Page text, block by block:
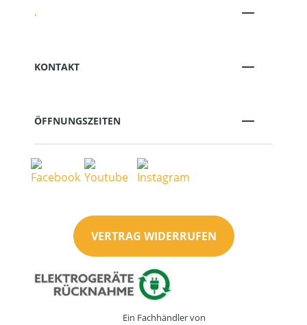
.
KONTAKT
ÖFFNUNGSZEITEN
VERTRAG WIDERRUFEN
Ein Fachhändler von